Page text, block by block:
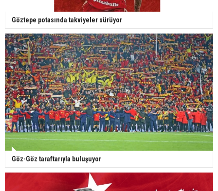
Göztepe potasında takviyeler sürüyor
Göz-Göz taraftarıyla buluşuyor